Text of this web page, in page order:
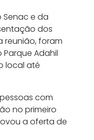
Senac e da
dos
reunião, foram
Adahil
local até
com
no primeiro
a oferta de